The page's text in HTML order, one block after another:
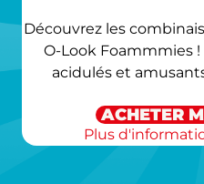
Découvrez les
O-Look Foammmies
acidulés et
ACHETER
Plus